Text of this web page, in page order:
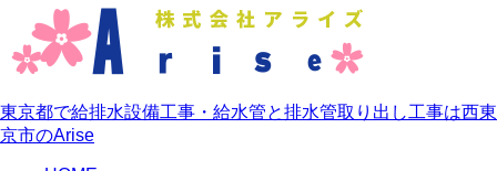
東京都で給排水設備工事・給水管と排水管取り出し工事は西東
京市のArise